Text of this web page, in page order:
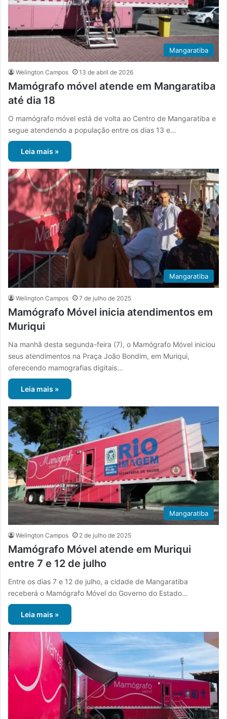
Mangaratiba
Welington Campos 13 de abril de 2026
Mamógrafo móvel atende em Mangaratiba
até dia 18
O mamógrafo móvel está de volta ao Centro de Mangaratiba e
segue atendendo a população entre os dias 13 e…
Leia mais »
Mangaratiba
Welington Campos 7 de julho de 2025
Mamógrafo Móvel inicia atendimentos em
Muriqui
Na manhã desta segunda-feira (7), o Mamógrafo Móvel iniciou
seus atendimentos na Praça João Bondim, em Muriqui,
oferecendo mamografias digitais…
Leia mais »
Mangaratiba
Welington Campos 2 de julho de 2025
Mamógrafo Móvel atende em Muriqui
entre 7 e 12 de julho
Entre os dias 7 e 12 de julho, a cidade de Mangaratiba
receberá o Mamógrafo Móvel do Governo do Estado…
Leia mais »